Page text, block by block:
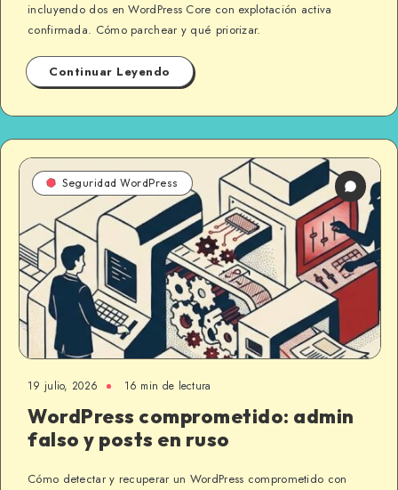
incluyendo dos en WordPress Core con explotación activa
confirmada. Cómo parchear y qué priorizar.
Continuar Leyendo
Seguridad WordPress
19 julio, 2026 16 min de lectura
WordPress comprometido: admin
falso y posts en ruso
Cómo detectar y recuperar un WordPress comprometido con